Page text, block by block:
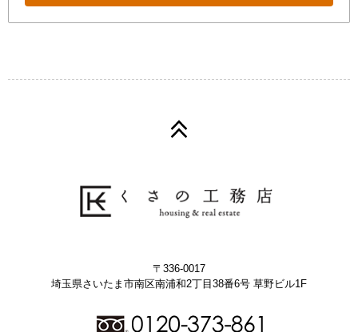
〒336-0017
埼玉県さいたま市南区南浦和2丁目38番6号 草野ビル1F